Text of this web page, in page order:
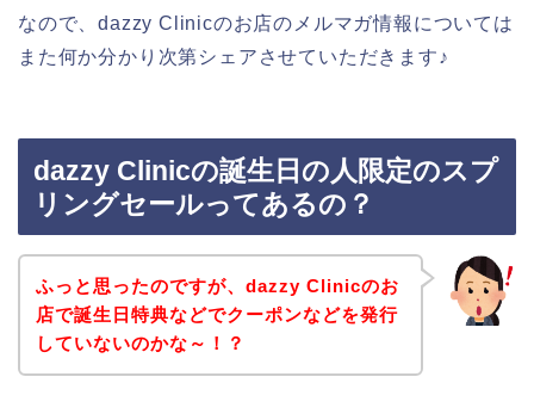
なので、dazzy Clinicのお店のメルマガ情報については
また何か分かり次第シェアさせていただきます♪
dazzy Clinicの誕生日の人限定のスプ
リングセールってあるの？
ふっと思ったのですが、dazzy Clinicのお
店で誕生日特典などでクーポンなどを発行
していないのかな～！？